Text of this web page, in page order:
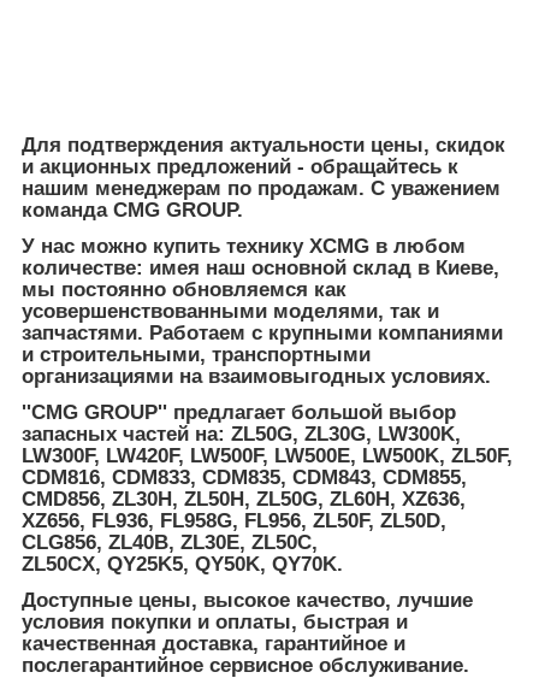
Для подтверждения актуальности цены, скидок
и акционных предложений - обращайтесь к
нашим менеджерам по продажам. С уважением
команда CMG GROUP.
У нас можно купить технику XCMG в любом
количестве: имея наш основной склад в Киеве,
мы постоянно обновляемся как
усовершенствованными моделями, так и
запчастями. Работаем с крупными компаниями
и строительными, транспортными
организациями на взаимовыгодных условиях.
''CMG GROUP'' предлагает большой выбор
запасных частей на: ZL50G, ZL30G, LW300K,
LW300F, LW420F, LW500F, LW500E, LW500K, ZL50F,
CDM816, CDM833, CDM835, CDM843, CDM855,
CMD856, ZL30H, ZL50H, ZL50G, ZL60H, XZ636,
XZ656, FL936, FL958G, FL956, ZL50F, ZL50D,
CLG856, ZL40B, ZL30E, ZL50C,
ZL50CX, QY25K5, QY50K, QY70K.
Доступные цены, высокое качество, лучшие
условия покупки и оплаты, быстрая и
качественная доставка, гарантийное и
послегарантийное сервисное обслуживание.